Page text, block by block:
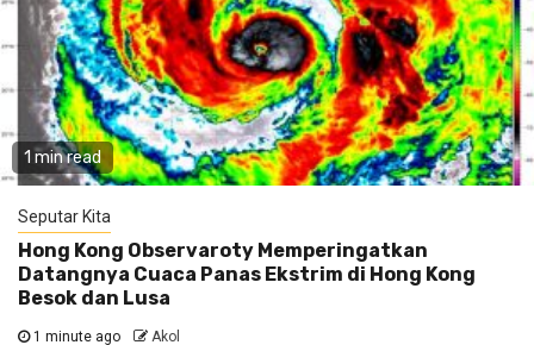
1 min read
Seputar Kita
Hong Kong Observaroty Memperingatkan
Datangnya Cuaca Panas Ekstrim di Hong Kong
Besok dan Lusa
1 minute ago Akol